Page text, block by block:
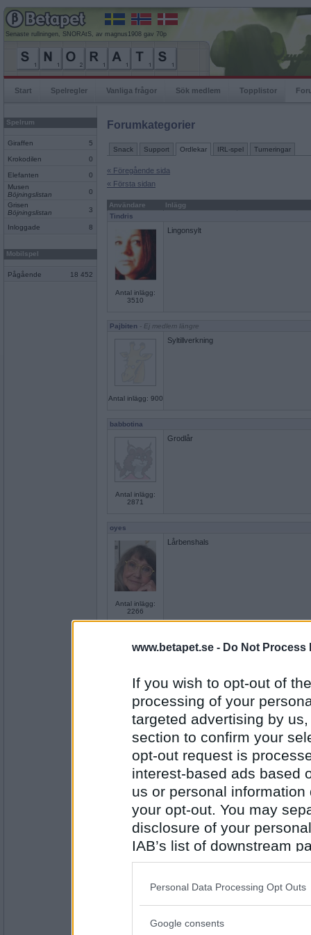
www.betapet.se - Do Not Process
If you wish to opt-out of
processing of your
targeted advertising by
section to confirm your
opt-out request is
interest-based ads based
us or personal
your opt-out. You may
disclosure of your
IAB’s list of downstream
also be disclosed by us
Downstream Participants
Please note that this
Personal Data Processing Opt Outs
Google consents
Senaste rullningen, SNORAtS, av magnus1908 gav 70p
Start Spelregler Vanliga frågor Sök medlem Topplistor
Spelrum
Giraffen 5
Krokodilen 0
Elefanten
0
Musen
Böjningslistan
0
Grisen
Böjningslistan
3
Inloggade 8
Mobilspel
Pågående 18 452
Forumkategorier
Snack Support Ordlekar IRL-spel Turneringar
« Föregående sida
« Första sidan
Användare
Inlägg
Tindris
Antal inlägg:
3510
Lingonsylt
Pajbiten - Ej medlem längre
Antal inlägg: 900
Syltillverkning
babbotina
Antal inlägg:
2871
Grodlår
oyes
Antal inlägg:
2266
Lårbenshals
Antal inlägg: 900
Halsduk
Boel73- Ej medlem längre
Antal inlägg:
1980